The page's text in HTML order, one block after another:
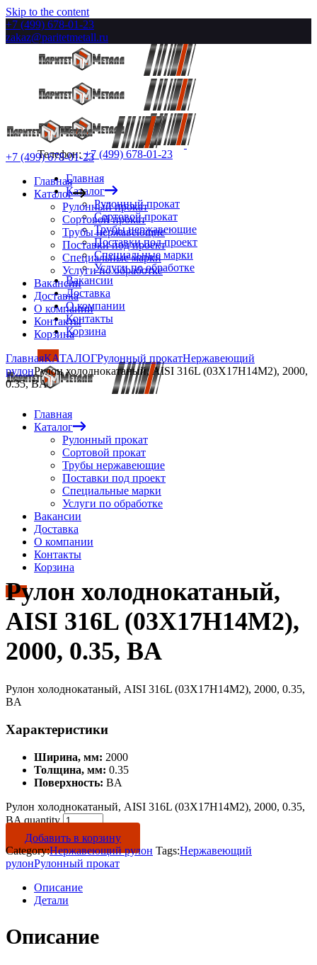
Skip to the content
+7 (499) 678-01-23
zakaz@paritetmetall.ru
Телефон:+7 (499) 678-01-23
Главная
Каталог
Рулонный прокат
Сортовой прокат
Трубы нержавеющие
Поставки под проект
Специальные марки
Услуги по обработке
Вакансии
Доставка
О компании
Контакты
Корзина
Главная
Каталог
Рулонный прокат
Сортовой прокат
Трубы нержавеющие
Поставки под проект
Специальные марки
Услуги по обработке
Вакансии
Доставка
О компании
Контакты
Корзина
+7 (499) 678-01-23
Главная
Каталог
Рулонный прокат
Сортовой прокат
Трубы нержавеющие
Поставки под проект
Специальные марки
Услуги по обработке
Вакансии
Доставка
О компании
Контакты
Корзина
ГлавнаяКАТАЛОГРулонный прокатНержавеющий
рулонРулон холоднокатаный, AISI 316L (03Х17Н14М2), 2000,
0.35, BA
Рулон холоднокатаный,
AISI 316L (03Х17Н14М2),
2000, 0.35, BA
Рулон холоднокатаный, AISI 316L (03Х17Н14М2), 2000, 0.35,
BA
Характеристики
Ширина, мм: 2000
Толщина, мм: 0.35
Поверхность: BA
Рулон холоднокатаный, AISI 316L (03Х17Н14М2), 2000, 0.35,
BA quantity
Добавить в корзину
Category:Нержавеющий рулон Tags:Нержавеющий
рулонРулонный прокат
Описание
Детали
Описание